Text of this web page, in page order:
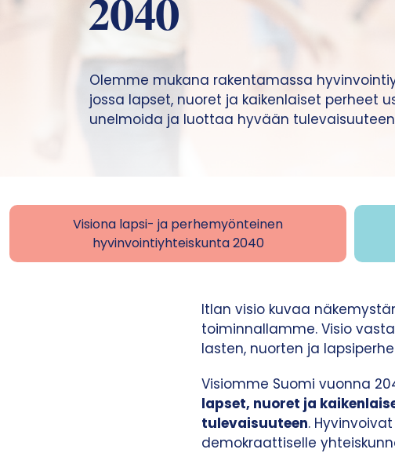
2040
Olemme mukana rakentamassa
jossa lapset, nuoret ja kaikenlaiset perheet
unelmoida ja luottaa hyvään
Visiona lapsi- ja perhemyönteinen
hyvinvointiyhteiskunta 2040
Itlan visio kuvaa
toiminnallamme. Visio
lasten, nuorten ja
Visiomme Suomi vuonna
lapset, nuoret ja
tulevaisuuteen.
demokraattiselle